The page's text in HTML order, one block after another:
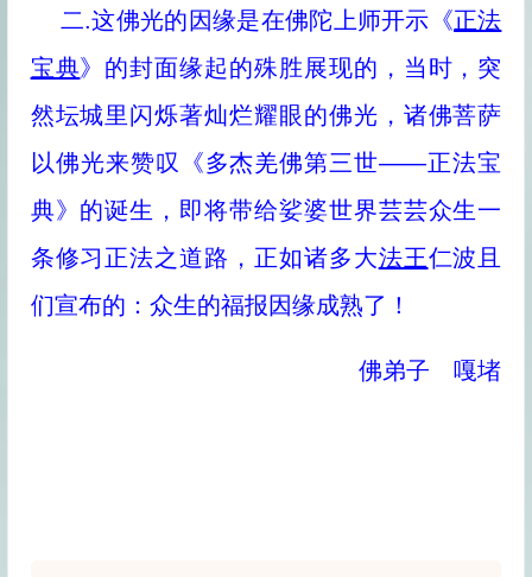
二.这佛光的因缘是在佛陀上师开示《正法
宝典》的封面缘起的殊胜展现的，当时，突
然坛城里闪烁著灿烂耀眼的佛光，诸佛菩萨
以佛光来赞叹《多杰羌佛第三世——正法宝
典》的诞生，即将带给娑婆世界芸芸众生一
条修习正法之道路，正如诸多大法王仁波且
们宣布的：众生的福报因缘成熟了！
佛弟子 嘎堵